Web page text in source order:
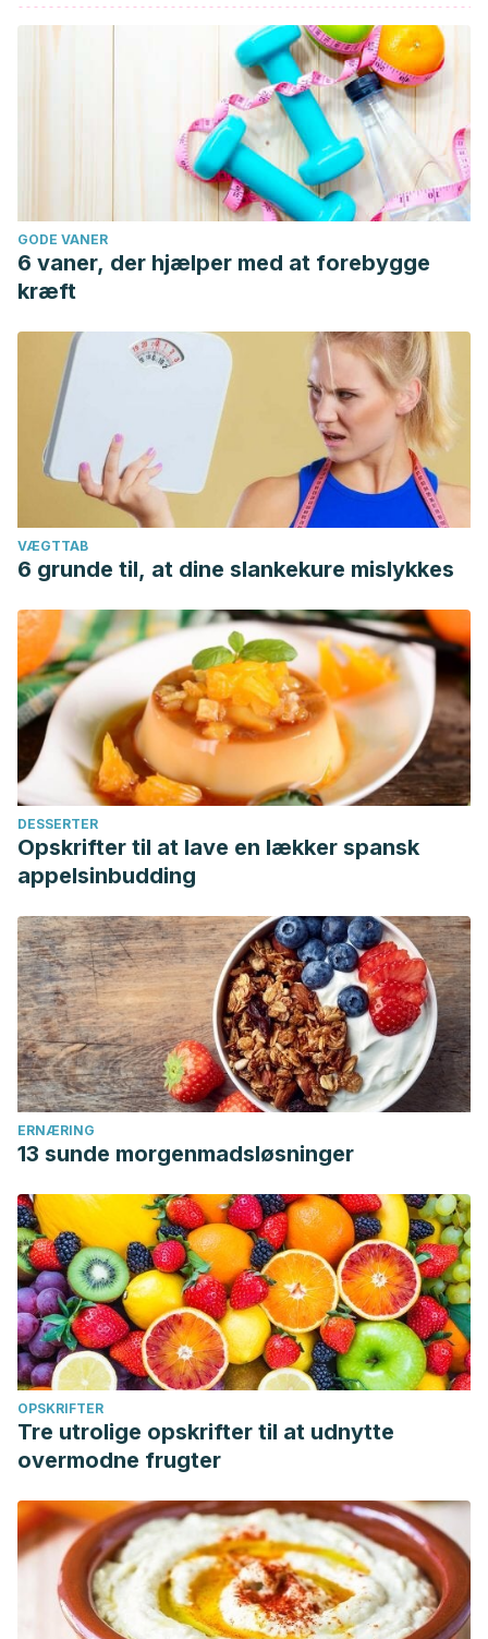
GODE VANER
6 vaner, der hjælper med at forebygge
kræft
VÆGTTAB
6 grunde til, at dine slankekure mislykkes
DESSERTER
Opskrifter til at lave en lækker spansk
appelsinbudding
ERNÆRING
13 sunde morgenmadsløsninger
OPSKRIFTER
Tre utrolige opskrifter til at udnytte
overmodne frugter